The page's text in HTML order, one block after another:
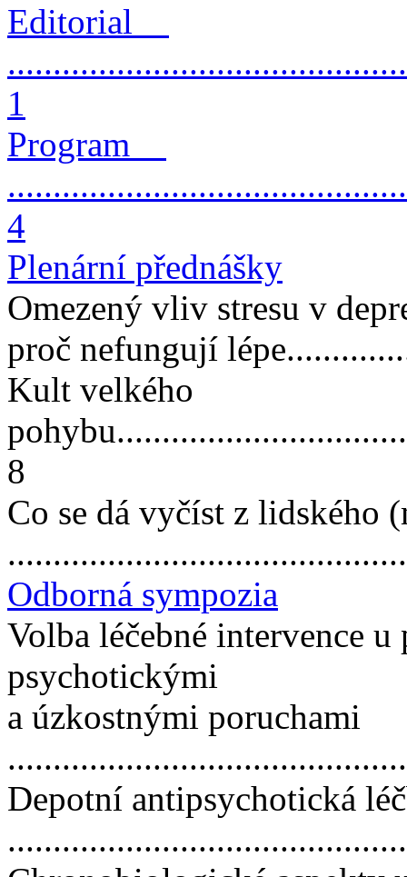
Editorial
1
Program
4
Plenární přednášky
Omezený vliv stresu v
proč nefungují
Kult velkého
8
Co se dá vyčíst z lidského
Odborná sympozia
Volba léčebné intervence
psychotickými
a úzkostnými poruchami
Depotní antipsychotická